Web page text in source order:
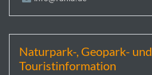
Naturpark-, Geopark- und
Touristinformation